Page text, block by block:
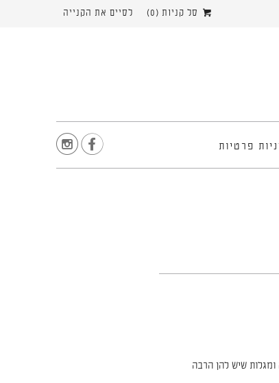
לסיים את הקנייה סל קניות ( 0
)

 פרטיות
ומגלות שיש להן הרבה